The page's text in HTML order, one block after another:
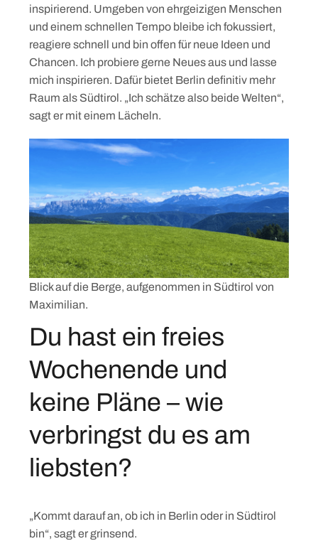
content
inspirierend. Umgeben von ehrgeizigen Menschen
und einem schnellen Tempo bleibe ich fokussiert,
reagiere schnell und bin offen für neue Ideen und
Chancen. Ich probiere gerne Neues aus und lasse
mich inspirieren. Dafür bietet Berlin definitiv mehr
Raum als Südtirol. „Ich schätze also beide Welten“,
sagt er mit einem Lächeln.
Blick auf die Berge, aufgenommen in Südtirol von
Maximilian.
Du hast ein freies
Wochenende und
keine Pläne – wie
verbringst du es am
liebsten?
„Kommt darauf an, ob ich in Berlin oder in Südtirol
bin“, sagt er grinsend.